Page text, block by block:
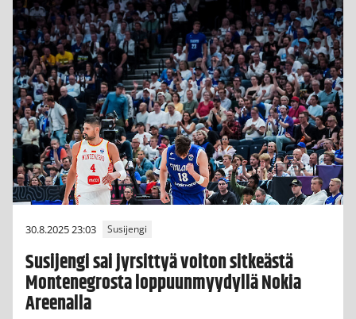
30.8.2025 23:03 Susijengi
Susijengi sai jyrsittyä voiton sitkeästä
Montenegrosta loppuunmyydyllä Nokia
Areenalla